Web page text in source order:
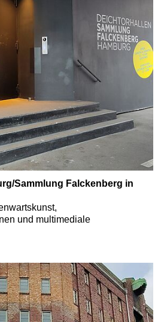
Sammlung Falckenberg in
und multimediale